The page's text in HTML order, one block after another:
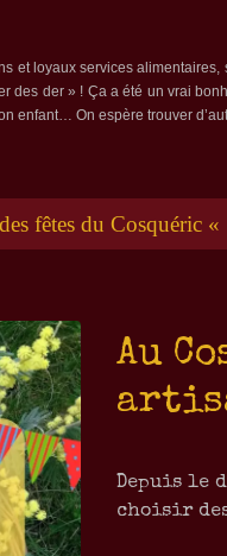
et loyaux services
des der » ! Ça a été un vrai
enfant… On espère trouver
fêtes du Cosquéric «
Au
Depuis le
choisir